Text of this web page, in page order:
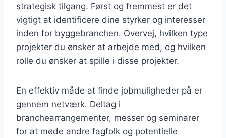
strategisk tilgang. Først og fremmest er det
vigtigt at identificere dine styrker og interesser
inden for byggebranchen. Overvej, hvilken type
projekter du ønsker at arbejde med, og hvilken
rolle du ønsker at spille i disse projekter.
En effektiv måde at finde jobmuligheder på er
gennem netværk. Deltag i
branchearrangementer, messer og seminarer
for at møde andre fagfolk og potentielle